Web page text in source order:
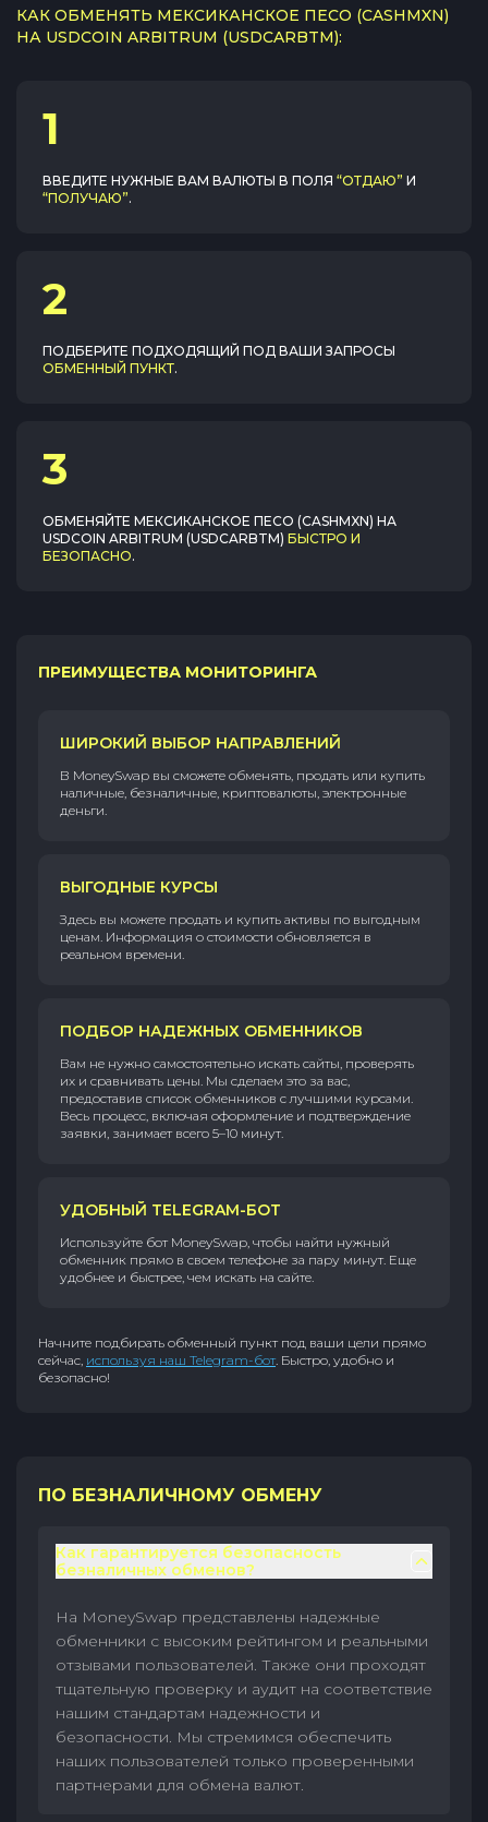
КАК ОБМЕНЯТЬ МЕКСИКАНСКОЕ ПЕСО (CASHMXN)
НА USDCOIN ARBITRUM (USDCARBTM):
1
ВВЕДИТЕ НУЖНЫЕ ВАМ ВАЛЮТЫ В ПОЛЯ “ОТДАЮ” И
“ПОЛУЧАЮ”.
2
ПОДБЕРИТЕ ПОДХОДЯЩИЙ ПОД ВАШИ ЗАПРОСЫ
ОБМЕННЫЙ ПУНКТ.
3
ОБМЕНЯЙТЕ МЕКСИКАНСКОЕ ПЕСО (CASHMXN) НА
USDCOIN ARBITRUM (USDCARBTM) БЫСТРО И
БЕЗОПАСНО.
ПРЕИМУЩЕСТВА МОНИТОРИНГА
ШИРОКИЙ ВЫБОР НАПРАВЛЕНИЙ
В MoneySwap вы сможете обменять, продать или купить
наличные, безналичные, криптовалюты, электронные
деньги.
ВЫГОДНЫЕ КУРСЫ
Здесь вы можете продать и купить активы по выгодным
ценам. Информация о стоимости обновляется в
реальном времени.
ПОДБОР НАДЕЖНЫХ ОБМЕННИКОВ
Вам не нужно самостоятельно искать сайты, проверять
их и сравнивать цены. Мы сделаем это за вас,
предоставив список обменников с лучшими курсами.
Весь процесс, включая оформление и подтверждение
заявки, занимает всего 5–10 минут.
УДОБНЫЙ TELEGRAM-БОТ
Используйте бот MoneySwap, чтобы найти нужный
обменник прямо в своем телефоне за пару минут. Еще
удобнее и быстрее, чем искать на сайте.
Начните подбирать обменный пункт под ваши цели прямо
сейчас, используя наш Telegram-бот. Быстро, удобно и
безопасно!
ПО БЕЗНАЛИЧНОМУ ОБМЕНУ
Как гарантируется безопасность
безналичных обменов?
На MoneySwap представлены надежные
обменники с высоким рейтингом и реальными
отзывами пользователей. Также они проходят
тщательную проверку и аудит на соответствие
нашим стандартам надежности и
безопасности. Мы стремимся обеспечить
наших пользователей только проверенными
партнерами для обмена валют.